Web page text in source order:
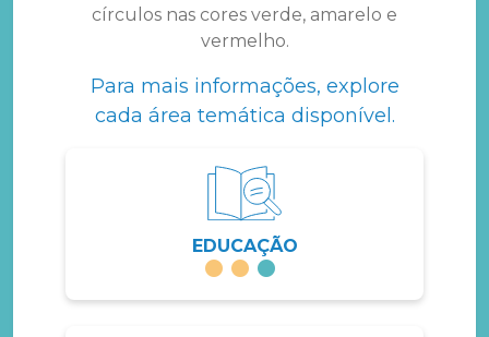
círculos nas cores verde, amarelo e
vermelho.
Para mais informações, explore
cada área temática disponível.
EDUCAÇÃO